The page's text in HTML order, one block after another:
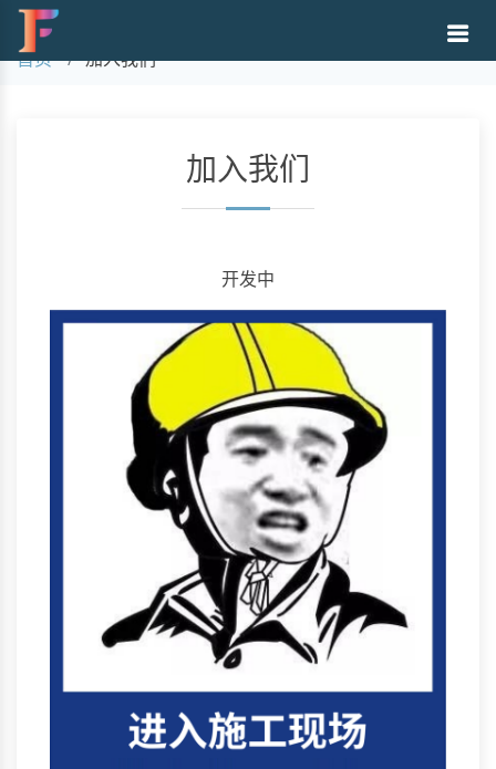
加入我们
首页 加入我们
加入我们
开发中